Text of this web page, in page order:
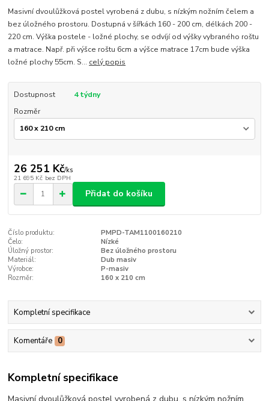
Masivní dvoulůžková postel vyrobená z dubu, s nízkým nožním čelem a
bez úložného prostoru. Dostupná v šířkách 160 - 200 cm, délkách 200 -
220 cm. Výška postele - ložné plochy, se odvíjí od výšky vybraného roštu
a matrace. Např. při výšce roštu 6cm a výšce matrace 17cm bude výška
ložné plochy 55cm. S... celý popis
Dostupnost
4 týdny
Rozměr
26 251 Kč/ks
21 695 Kč bez DPH
Přidat do košíku
Číslo produktu:
PMPD-TAM1100160210
Čelo:
Nízké
Úložný prostor:
Bez úložného prostoru
Materiál:
Dub masiv
Výrobce:
P-masiv
Rozměr:
160 x 210 cm
Kompletní specifikace
Komentáře 0
Kompletní specifikace